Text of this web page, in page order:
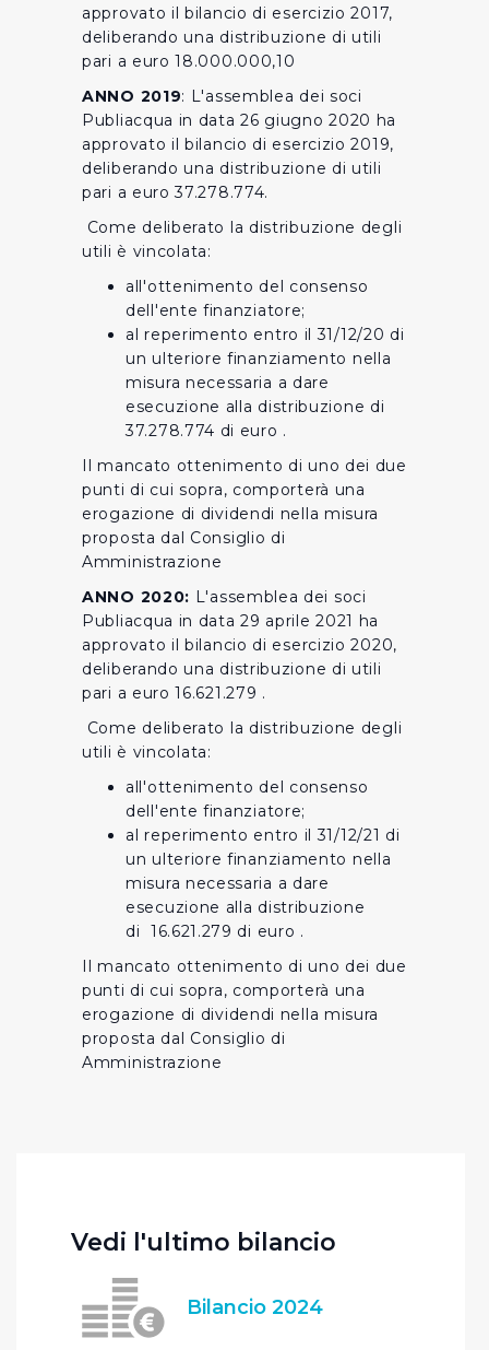
approvato il bilancio di esercizio 2017,
deliberando una distribuzione di utili
pari a euro 18.000.000,10
ANNO 2019: L'assemblea dei soci
Publiacqua in data 26 giugno 2020 ha
approvato il bilancio di esercizio 2019,
deliberando una distribuzione di utili
pari a euro 37.278.774.
Come deliberato la distribuzione degli
utili è vincolata:
all'ottenimento del consenso
dell'ente finanziatore;
al reperimento entro il 31/12/20 di
un ulteriore finanziamento nella
misura necessaria a dare
esecuzione alla distribuzione di
37.278.774 di euro .
Il mancato ottenimento di uno dei due
punti di cui sopra, comporterà una
erogazione di dividendi nella misura
proposta dal Consiglio di
Amministrazione
ANNO 2020: L'assemblea dei soci
Publiacqua in data 29 aprile 2021 ha
approvato il bilancio di esercizio 2020,
deliberando una distribuzione di utili
pari a euro 16.621.279 .
Come deliberato la distribuzione degli
utili è vincolata:
all'ottenimento del consenso
dell'ente finanziatore;
al reperimento entro il 31/12/21 di
un ulteriore finanziamento nella
misura necessaria a dare
esecuzione alla distribuzione
di 16.621.279 di euro .
Il mancato ottenimento di uno dei due
punti di cui sopra, comporterà una
erogazione di dividendi nella misura
proposta dal Consiglio di
Amministrazione
Vedi l'ultimo bilancio
Bilancio 2024